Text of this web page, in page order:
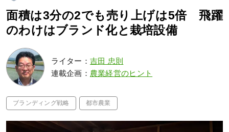
面積は3分の2でも売り上げは5倍 飛躍
のわけはブランド化と栽培設備
ライター： 吉田 忠則
連載企画： 農業経営のヒント
ブランディング戦略 都市農業